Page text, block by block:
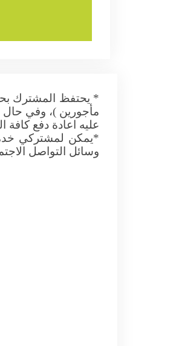
* يحتفظ المشترك
مأجورين )، وفي حال
عليه اعادة دفع
*يمكن لمشتركي
وسائل التواصل